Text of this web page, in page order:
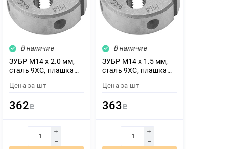
В наличие
ЗУБР М14 x 2.0 мм,
сталь 9ХС, плашка
28022-14-2.0)
Цена за шт
362 Р
В наличие
ЗУБР М14 x 1.5 мм,
сталь 9ХС, плашка
28022-14-1.5)
Цена за шт
363 Р